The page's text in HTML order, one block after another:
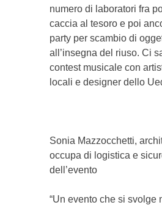
numero di laboratori fra
caccia al tesoro e poi
party per scambio di
all’insegna del riuso. Ci
contest musicale con
locali e designer dello
Sonia Mazzocchetti,
occupa di logistica e
dell’evento
“Un evento che si svolge